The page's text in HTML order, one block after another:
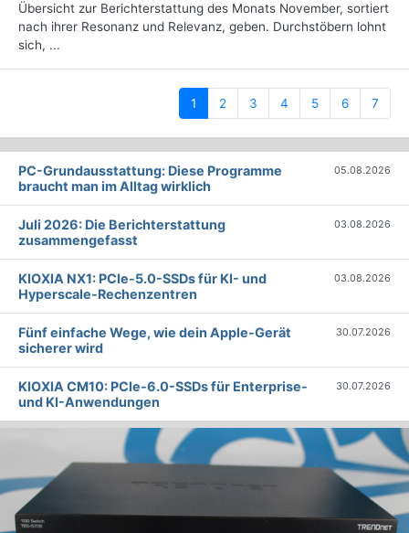
Übersicht zur Berichterstattung des Monats November, sortiert
nach ihrer Resonanz und Relevanz, geben. Durchstöbern lohnt
sich, ...
1 (current)
2 3 4 5 6 7
PC-Grundausstattung: Diese Programme
braucht man im Alltag wirklich
05.08.2026
Juli 2026: Die Bericht­erstattung
zusammengefasst
03.08.2026
KIOXIA NX1: PCIe-5.0-SSDs für KI- und
Hyperscale-Rechenzentren
03.08.2026
Fünf einfache Wege, wie dein Apple-Gerät
sicherer wird
30.07.2026
KIOXIA CM10: PCIe-6.0-SSDs für Enterprise-
und KI-Anwendungen
30.07.2026